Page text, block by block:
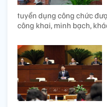
tuyển dụng công chức
công khai, minh bạch,